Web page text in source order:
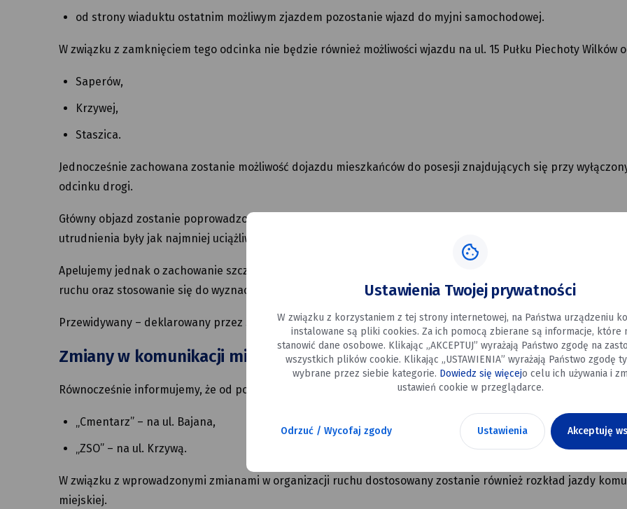
od strony wiaduktu ostatnim możliwym zjazdem pozostanie wjazd do myjni samochodowej.
W związku z zamknięciem tego odcinka nie będzie również możliwości wjazdu na ul. 15 Pułku Piechoty Wilków
Saperów,
Krzywej,
Staszica.
Jednocześnie zachowana zostanie możliwość dojazdu mieszkańców do posesji znajdujących się przy
odcinku drogi.
Główny objazd zostanie poprowadzony obwodnicą miasta. Wykonawca zapewnia, że dołoży wszelkich starań,
utrudnienia były jak najmniej uciążliwe dla mieszkańców i kierowców.
Apelujemy jednak o zachowanie szczególnej ostrożności, zwracanie uwagi na oznakowanie tymczasowej
ruchu oraz stosowanie się do wyznaczonych objazdów.
Przewidywany – deklarowany przez STRABAG – czas wyłączenia tego odcinka z ruchu wynosi około 6 tygodni.
Zmiany w komunikacji miejskiej
Równocześnie informujemy, że od poniedziałku, 18 maja, przeniesione zostaną dwa przystanki autobusowe:
„Cmentarz” – na ul. Bajana,
„ZSO” – na ul. Krzywą.
W związku z wprowadzonymi zmianami w organizacji ruchu dostosowany zostanie również rozkład jazdy
miejskiej.
Ustawienia Twojej prywatności
W związku z korzystaniem z tej strony internetowej, na Państwa urządzeniu
instalowane są pliki cookies. Za ich pomocą zbierane są informacje, które
stanowić dane osobowe. Klikając „AKCEPTUJ” wyrażają Państwo zgodę na
wszystkich plików cookie. Klikając „USTAWIENIA” wyrażają Państwo zgodę
wybrane przez siebie kategorie. Dowiedz się więcejo celu ich używania i
ustawień cookie w przeglądarce.
Odrzuć / Wycofaj zgody Ustawienia Akceptuję